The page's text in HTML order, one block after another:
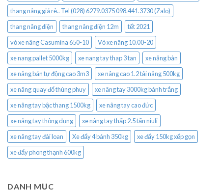
thang nâng giá rẻ.. Tel (028) 6279.0375 098.441.3730 (Zalo)
thang nâng điện
thang nâng điện 12m
tết 2021
vỏ xe nâng Casumina 650-10
Vỏ xe nâng 10.00-20
xe nang pallet 5000kg
xe nang tay thap 3 tan
xe nâng bàn
xe nâng bán tự động cao 3m3
xe nâng cao 1.2 tải nâng 500kg
xe nâng quay đổ thùng phuy
xe nâng tay 3000kg bánh trắng
xe nâng tay bậc thang 1500kg
xe nâng tay cao đức
xe nâng tay thông dụng
xe nâng tay thấp 2.5 tấn niuli
xe nâng tay đài loan
Xe đẩy 4 bánh 350kg
xe đẩy 150kg xếp gọn
xe đẩy phong thạnh 600kg
DANH MỤC